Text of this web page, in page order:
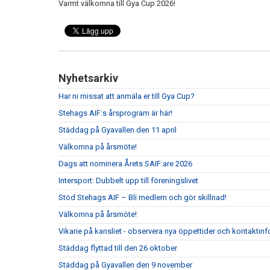
Varmt välkomna till Gya Cup 2026!
Nyhetsarkiv
Har ni missat att anmäla er till Gya Cup?
Stehags AIF:s årsprogram är här!
Städdag på Gyavallen den 11 april
Välkomna på årsmöte!
Dags att nominera Årets SAIF:are 2026
Intersport: Dubbelt upp till föreningslivet
Stöd Stehags AIF – Bli medlem och gör skillnad!
Välkomna på årsmöte!
Vikarie på kansliet - observera nya öppettider och
Städdag flyttad till den 26 oktober
Städdag på Gyavallen den 9 november